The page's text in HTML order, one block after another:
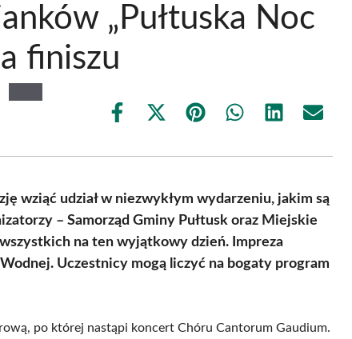
„Pułtuska Noc
finiszu
Share
Share
(Twitter)
Share Share Share Share
wziąć udział w niezwykłym wydarzeniu, jakim są
– Samorząd Gminy Pułtusk oraz Miejskie
na ten wyjątkowy dzień. Impreza
Uczestnicy mogą liczyć na bogaty program
po której nastąpi koncert Chóru Cantorum Gaudium.